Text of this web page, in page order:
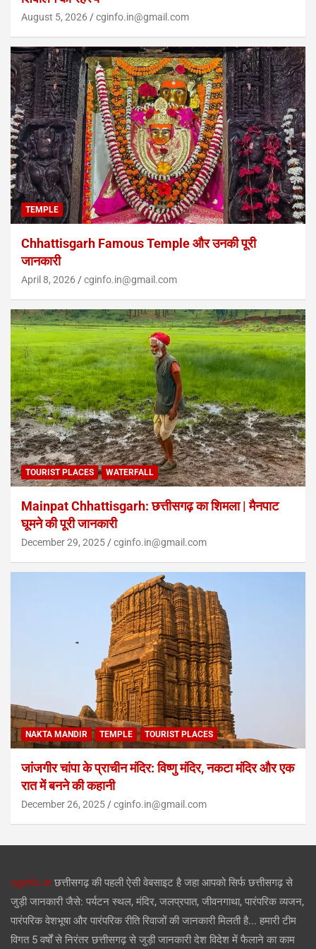
August 5, 2026 cginfo.in@gmail.com
TEMPLE
Chhattisgarh Famous Temple और उनकी पूरी
जानकारी
April 8, 2026 cginfo.in@gmail.com
TOURIST PLACES WATERFALL
Mainpat Chhattisgarh: छत्तीसगढ़ का शिमला | मैनपाट
घूमने की पूरी जानकारी
December 29, 2025 cginfo.in@gmail.com
NAKTA MANDIR TEMPLE TOURIST PLACES
जांजगीर चांपा के प्राचीन मंदिर: विष्णु मंदिर, नकटा मंदिर और एक
रात में बनने की कहानी
December 26, 2025 cginfo.in@gmail.com
cginfo.in छत्तीसगढ़ की पहली ऐसी वेबसाइट है जहा आपको सिर्फ छत्तीसगढ़ से
जुड़ी जानकारी जैसे: पर्यटन स्थल, मंदिर, जलप्रपात, जीवनगाथा, पारंपरिक व्यजन,
पारंपरिक वेशभूषा और पारंपरिक रीति रिवाजों की जानकारी मिलती है... हमारी टीम
विगत 5 वर्षों से निरंतर छत्तीसगढ़ से जुड़ी जानकारी देश विदेश में फैलाने का काम